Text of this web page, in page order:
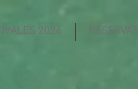
2026